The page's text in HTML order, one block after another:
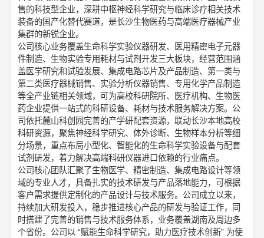
售的科技型企业，深耕中枢神经科学研究与临床诊疗相关技术
装备的国产化替代赛道，是长沙生物医药与高端医疗器械产业
集群的新锐企业。
公司核心业务覆盖生命科学实验仪器研发、医用精密电子元器
件制造、生物实验专用耗材与试剂开发三大板块，经营范围涵
盖医学研究和试验发展、集成电路芯片及产品制造、第一类与
第二类医疗器械销售、实验分析仪器销售、专用化学产品制造
等全产业链相关领域，可为高校科研院所、医疗机构、生物医
药企业提供一站式的科研设备、耗材与技术服务解决方案。公
司依托麓山科创园完善的产学研配套资源，联动长沙本地高校
科研资源，聚焦神经科学研究、体外诊断、生物样本分析等细
分场景，重点布局小型化、智能化的生命科学实验设备与配套
试剂研发，着力解决高端科研仪器进口依赖的行业痛点。
公司核心团队汇聚了生物医学、精密制造、集成电路设计等领
域的专业人才，具备扎实的技术研发与产品落地能力，可根据
客户需求提供定制化的产品设计与技术服务。公司成立以来，
持续加大研发投入，稳步推进核心产品的研发与验证工作，同
时搭建了完善的销售与技术服务体系，业务覆盖湖南及周边多
个省份。公司以 “赋能生命科学研究，助力医疗技术创新” 为使